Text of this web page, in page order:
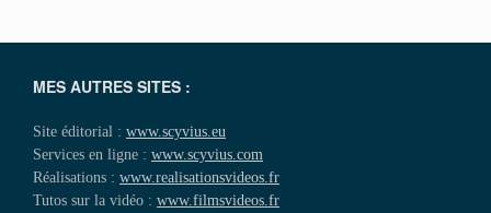
MES AUTRES SITES :
Site éditorial : www.scyvius.eu
Services en ligne : www.scyvius.com
Réalisations : www.realisationsvideos.fr
Tutos sur la vidéo : www.filmsvideos.fr